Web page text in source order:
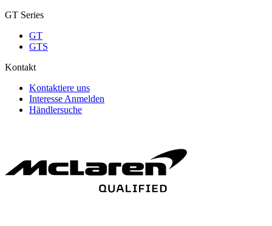
GT Series
GT
GTS
Kontakt
Kontaktiere uns
Interesse Anmelden
Händlersuche